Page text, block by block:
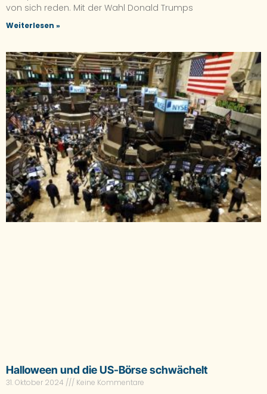
von sich reden. Mit der Wahl Donald Trumps
Weiterlesen »
Halloween und die US-Börse schwächelt
31. Oktober 2024 Keine Kommentare